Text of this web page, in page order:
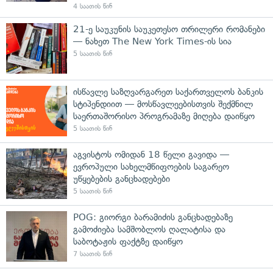
4 საათის წინ
21-ე საუკუნის საუკეთესო თრილერი რომანები
— ნახეთ The New York Times-ის სია
5 საათის წინ
ისწავლე საზღვარგარეთ საქართველოს ბანკის
სტიპენდიით — მოსწავლეებისთვის შექმნილ
საერთაშორისო პროგრამაზე მიღება დაიწყო
5 საათის წინ
აგვისტოს ომიდან 18 წელი გავიდა —
ევროპული სახელმწიფოების საგარეო
უწყებების განცხადებები
5 საათის წინ
POG: გიორგი ბარამიძის განცხადებაზე
გამოძიება სამშობლოს ღალატისა და
საბოტაჟის ფაქტზე დაიწყო
7 საათის წინ